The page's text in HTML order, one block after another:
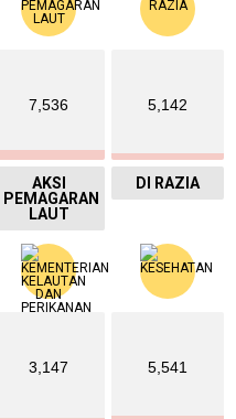
7,536
AKSI
PEMAGARAN
LAUT
5,142
DI RAZIA
3,147 5,541